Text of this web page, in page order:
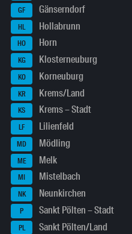
GF Gänserndorf
HL Hollabrunn
HO Horn
KG Klosterneuburg
KO Korneuburg
KR Krems/Land
KS Krems – Stadt
LF Lilienfeld
MD Mödling
ME Melk
MI Mistelbach
NK Neunkirchen
P Sankt Pölten – Stadt
PL Sankt Pölten/Land